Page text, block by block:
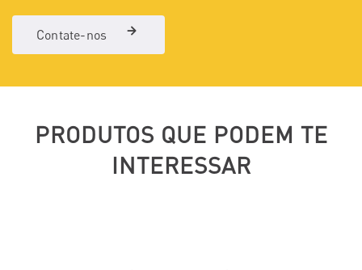
Contate-nos
PRODUTOS QUE PODEM TE
INTERESSAR